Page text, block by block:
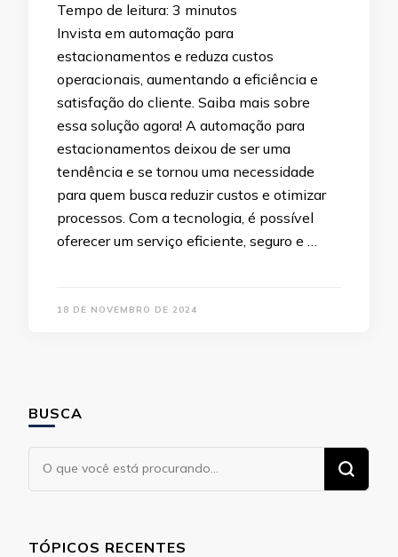
Tempo de leitura: 3 minutos
Invista em automação para
estacionamentos e reduza custos
operacionais, aumentando a eficiência e
satisfação do cliente. Saiba mais sobre
essa solução agora! A automação para
estacionamentos deixou de ser uma
tendência e se tornou uma necessidade
para quem busca reduzir custos e otimizar
processos. Com a tecnologia, é possível
oferecer um serviço eficiente, seguro e …
18 DE NOVEMBRO DE 2024
BUSCA
Procurando
TÓPICOS RECENTES